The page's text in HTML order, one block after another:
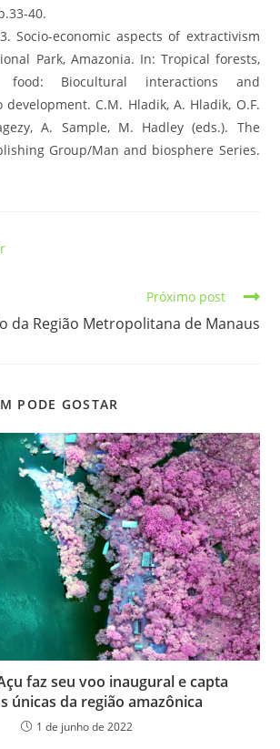
40.
Socio-economic aspects of extractivism
Park, Amazonia. In: Tropical forests,
Biocultural interactions and
C.M. Hladik, A. Hladik, O.F.
A. Sample, M. Hadley (eds.). The
Group/Man and biosphere Series.
Próximo post
da Região Metropolitana de Manaus
PODE GOSTAR
faz seu voo inaugural e capta
únicas da região amazônica
1 de junho de 2022